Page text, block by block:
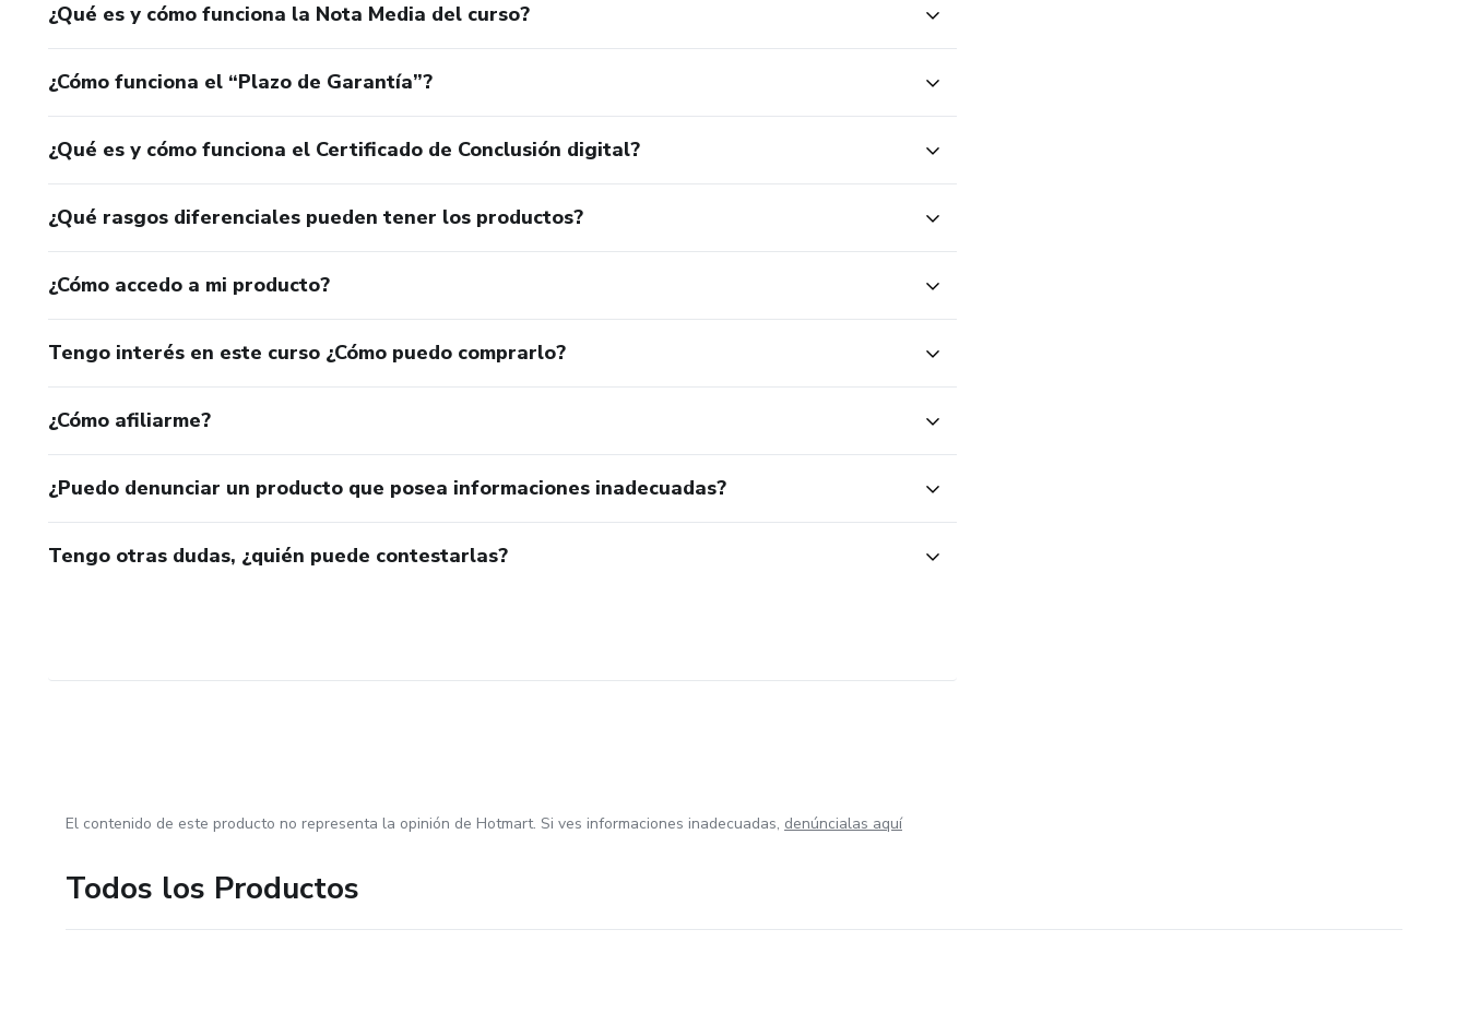
¿Qué es y cómo funciona la Nota Media del curso?
¿Cómo funciona el “Plazo de Garantía”?
¿Qué es y cómo funciona el Certificado de Conclusión digital?
¿Qué rasgos diferenciales pueden tener los productos?
¿Cómo accedo a mi producto?
Tengo interés en este curso ¿Cómo puedo comprarlo?
¿Cómo afiliarme?
¿Puedo denunciar un producto que posea informaciones inadecuadas?
Tengo otras dudas, ¿quién puede contestarlas?
El contenido de este producto no representa la opinión de Hotmart. Si ves informaciones inadecuadas, denúncialas aquí
Todos los Productos